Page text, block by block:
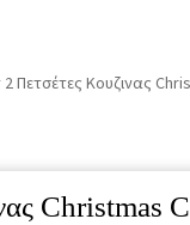
2 Πετσέτες Κουζινας
Christmas